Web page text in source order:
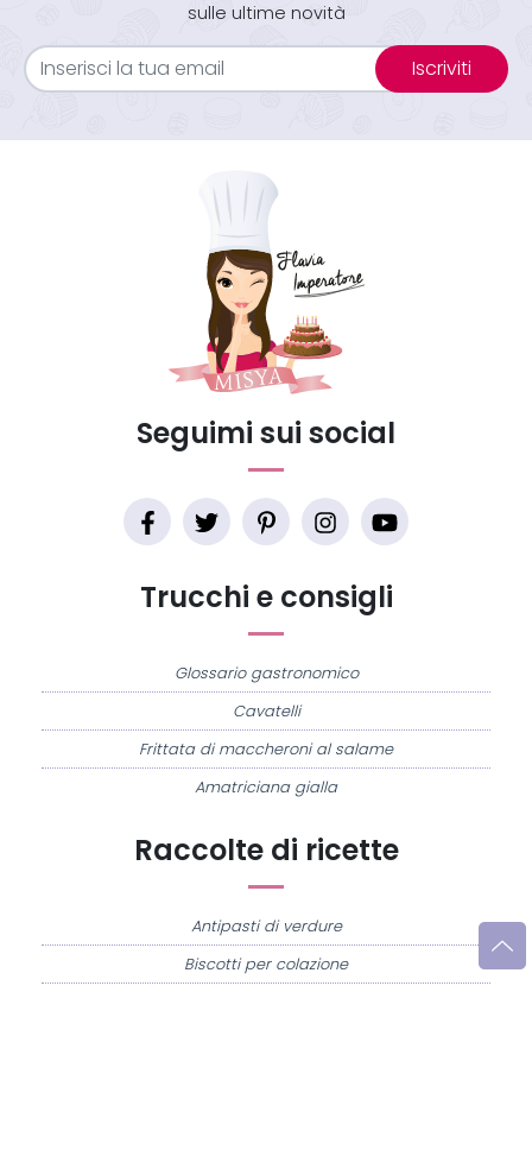
sulle ultime novità
Iscriviti
Raccolte di ricette
Antipasti di verdure
Biscotti per colazione
Trucchi e consigli
Glossario gastronomico
Cavatelli
Frittata di maccheroni al salame
Amatriciana gialla
Seguimi sui social